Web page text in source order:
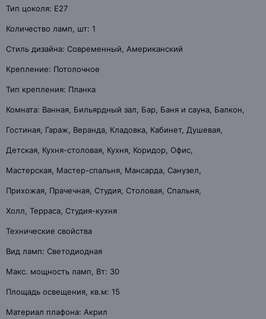
Тип цоколя: E27
Количество ламп, шт: 1
Стиль дизайна: Современный, Американский
Крепление: Потолочное
Тип крепления: Планка
Комната: Ванная, Бильярдный зал, Бар, Баня и сауна, Балкон,
Гостиная, Гараж, Веранда, Кладовка, Кабинет, Душевая,
Детская, Кухня-столовая, Кухня, Коридор, Офис,
Мастерская, Мастер-спальня, Мансарда, Санузел,
Прихожая, Прачечная, Студия, Столовая, Спальня,
Холл, Терраса, Студия-кухня
Технические свойства
Вид ламп: Светодиодная
Макс. мощность ламп, Вт: 30
Площадь освещения, кв.м: 15
Материал плафона: Акрил